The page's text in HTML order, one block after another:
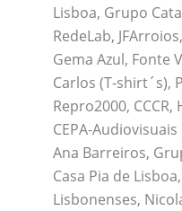
Lisboa, Grupo
RedeLab,
Gema Azul, Fonte
Carlos (T-shirt´s),
Repro2000,
CEPA-
Ana Barreiros,
Casa Pia de
Lisbonenses,